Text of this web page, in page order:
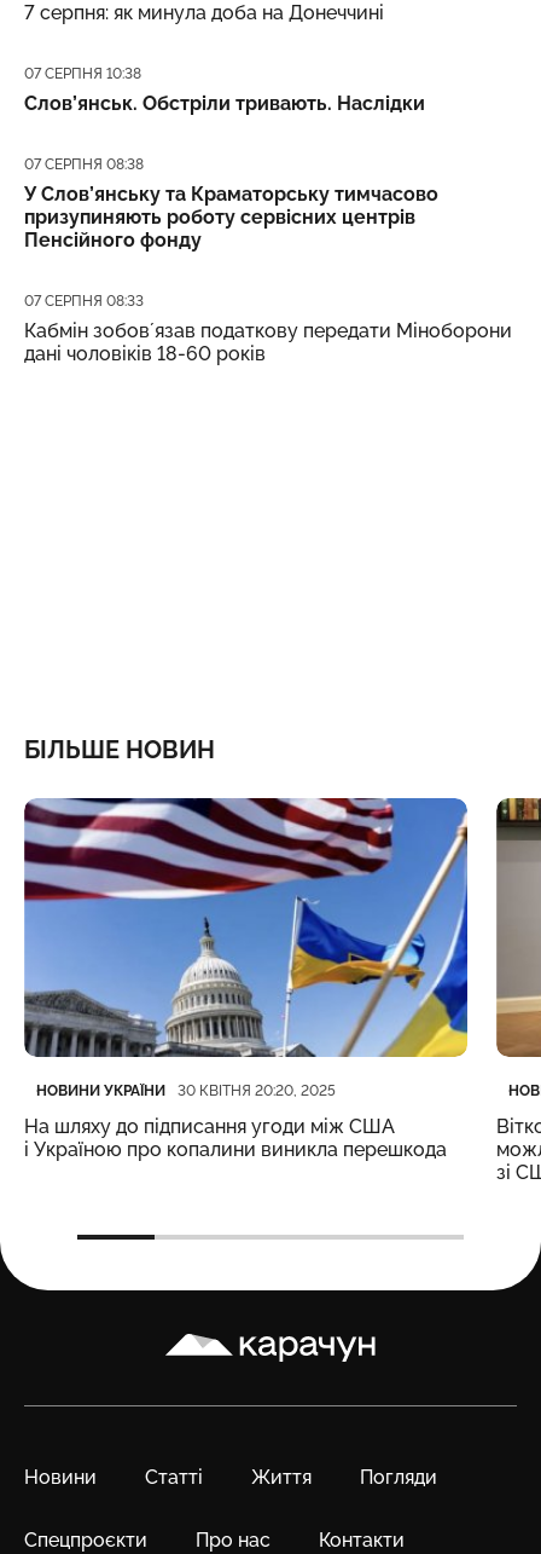
7 серпня: як минула доба на Донеччині
Дата публікації
07 СЕРПНЯ 10:38
Слов’янськ. Обстріли тривають. Наслідки
Дата публікації
07 СЕРПНЯ 08:38
У Слов’янську та Краматорську тимчасово
призупиняють роботу сервісних центрів
Пенсійного фонду
Дата публікації
07 СЕРПНЯ 08:33
Кабмін зобовʼязав податкову передати Міноборони
дані чоловіків 18-60 років
БІЛЬШЕ НОВИН
Категорія
НОВИНИ УКРАЇНИ
Дата публікації 30 КВІТНЯ 20:20, 2025
На шляху до підписання угоди між США
і Україною про копалини виникла перешкода
зі
Карачун
Новини Статті Життя Погляди
Спецпроєкти Про нас Контакти